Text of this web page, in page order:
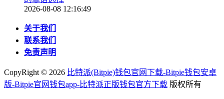
2026-08-08 12:16:49
关于我们
联系我们
免责声明
CopyRight © 2026 比特派(Bitpie)钱包官网下载-Bitpie钱包安卓
版-Bitpie官网钱包app-比特派正版钱包官方下载 版权所有